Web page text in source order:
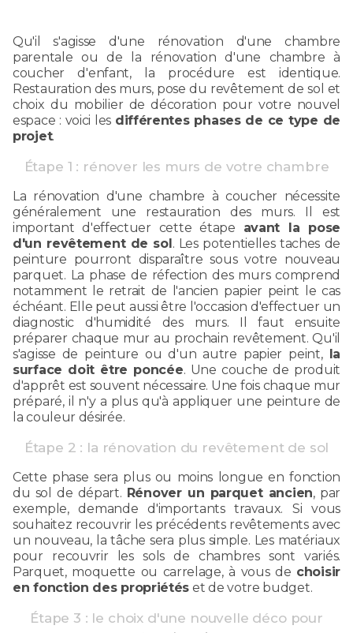
Qu'il s'agisse d'une rénovation d'une chambre
parentale ou de la rénovation d'une chambre à
coucher d'enfant, la procédure est identique.
Restauration des murs, pose du revêtement de sol et
choix du mobilier de décoration pour votre nouvel
espace : voici les différentes phases de ce type de
projet.
Étape 1 : rénover les murs de votre chambre
La rénovation d'une chambre à coucher nécessite
généralement une restauration des murs. Il est
important d'effectuer cette étape avant la pose
d'un revêtement de sol. Les potentielles taches de
peinture pourront disparaître sous votre nouveau
parquet. La phase de réfection des murs comprend
notamment le retrait de l'ancien papier peint le cas
échéant. Elle peut aussi être l'occasion d'effectuer un
diagnostic d'humidité des murs. Il faut ensuite
préparer chaque mur au prochain revêtement. Qu'il
s'agisse de peinture ou d'un autre papier peint, la
surface doit être poncée. Une couche de produit
d'apprêt est souvent nécessaire. Une fois chaque mur
préparé, il n'y a plus qu'à appliquer une peinture de
la couleur désirée.
Étape 2 : la rénovation du revêtement de sol
Cette phase sera plus ou moins longue en fonction
du sol de départ. Rénover un parquet ancien, par
exemple, demande d'importants travaux. Si vous
souhaitez recouvrir les précédents revêtements avec
un nouveau, la tâche sera plus simple. Les matériaux
pour recouvrir les sols de chambres sont variés.
Parquet, moquette ou carrelage, à vous de choisir
en fonction des propriétés et de votre budget.
Étape 3 : le choix d'une nouvelle déco pour